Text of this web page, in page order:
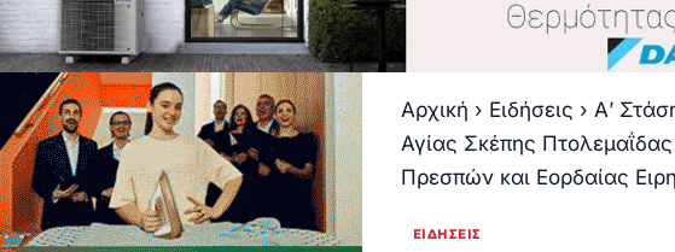
Αρχική › Ειδήσεις › Α’
Αγίας Σκέπης
Πρεσπών και Εορδαίας
ΕΙΔΉΣΕΙΣ